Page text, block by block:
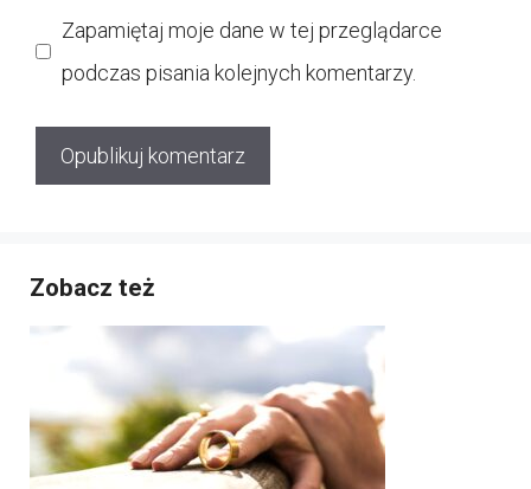
Zapamiętaj moje dane w tej przeglądarce
podczas pisania kolejnych komentarzy.
Zobacz też